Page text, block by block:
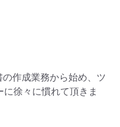
作成業務から始め、ツ
徐々に慣れて頂きま